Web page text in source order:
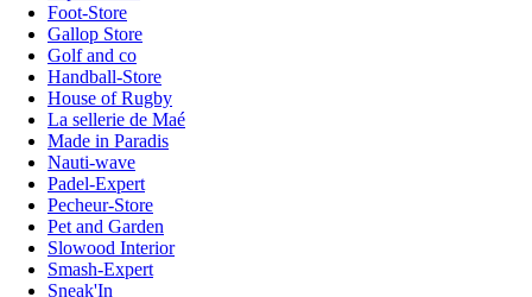
Foot-Store
Gallop Store
Golf and co
Handball-Store
House of Rugby
La sellerie de Maé
Made in Paradis
Nauti-wave
Padel-Expert
Pecheur-Store
Pet and Garden
Slowood Interior
Smash-Expert
Sneak'In